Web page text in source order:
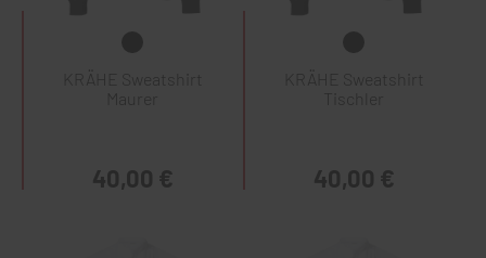
KRÄHE Sweatshirt
Maurer
40,00 €
KRÄHE Sweatshirt
Tischler
40,00 €